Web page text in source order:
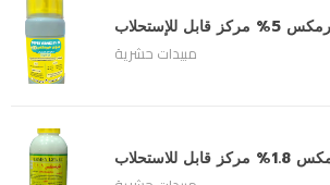
للإستحلاب
مبيدات حشرية
قابل للاستحلاب